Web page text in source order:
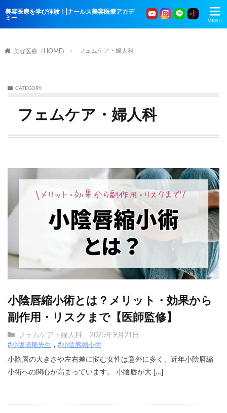
美容医療を学び体験！|ナールス美容医療アカデ
ミー
美容医療（HOME) フェムケア・婦人科
CATEGORY
フェムケア・婦人科
小陰唇縮小術とは？メリット・効果から
副作用・リスクまで【医師監修】
フェムケア・婦人科 2025年9月21日
#小阪捺稀先生 #小陰唇縮小術
小陰唇の大きさや左右差に悩む女性は意外に多く、近年小陰唇縮
小術への関心が高まっています。 小陰唇が大 […]